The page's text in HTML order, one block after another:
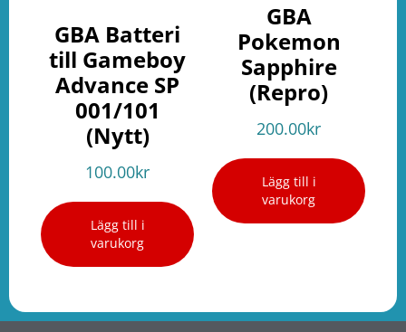
GBA Batteri
till Gameboy
Advance SP
001/101
(Nytt)
100.00kr
Lägg till i
varukorg
GBA
Pokemon
Sapphire
(Repro)
200.00kr
Lägg till i
varukorg